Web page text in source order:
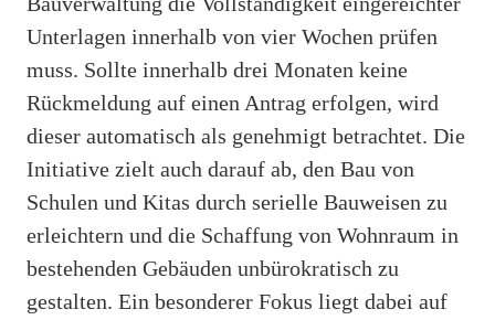
Unterlagen innerhalb von vier Wochen prüfen
muss. Sollte innerhalb drei Monaten keine
Rückmeldung auf einen Antrag erfolgen, wird
dieser automatisch als genehmigt betrachtet. Die
Initiative zielt auch darauf ab, den Bau von
Schulen und Kitas durch serielle Bauweisen zu
erleichtern und die Schaffung von Wohnraum in
bestehenden Gebäuden unbürokratisch zu
gestalten. Ein besonderer Fokus liegt dabei auf